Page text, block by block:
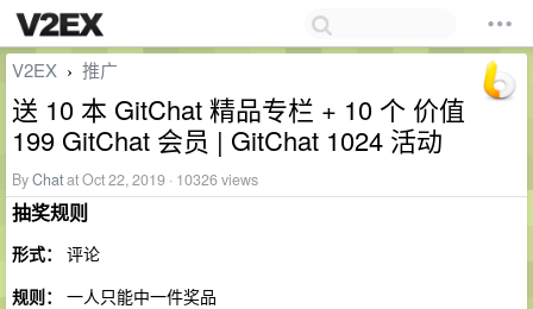
V2EX › 推广
送 10 本 GitChat 精品专栏 + 10 个 价值
199 GitChat 会员 | GitChat 1024 活动
ByChatat Oct 22, 2019 · 10326 views
抽奖规则
形式：
评论
规则：
一人只能中一件奖品